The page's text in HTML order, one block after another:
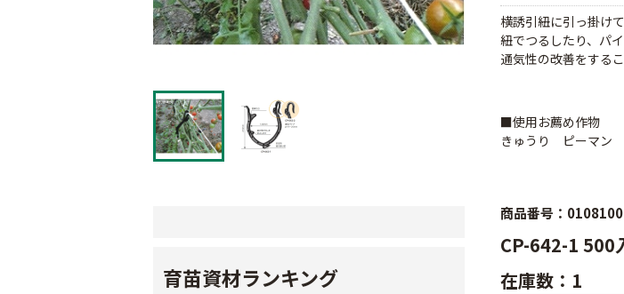
育苗資材ランキング
横誘引紐に引っ掛け
紐でつるしたり、パ
通気性の改善をする
■使用お薦め作物
きゅうり ピーマ
商品番号：
CP-642-1 500
在庫数：1